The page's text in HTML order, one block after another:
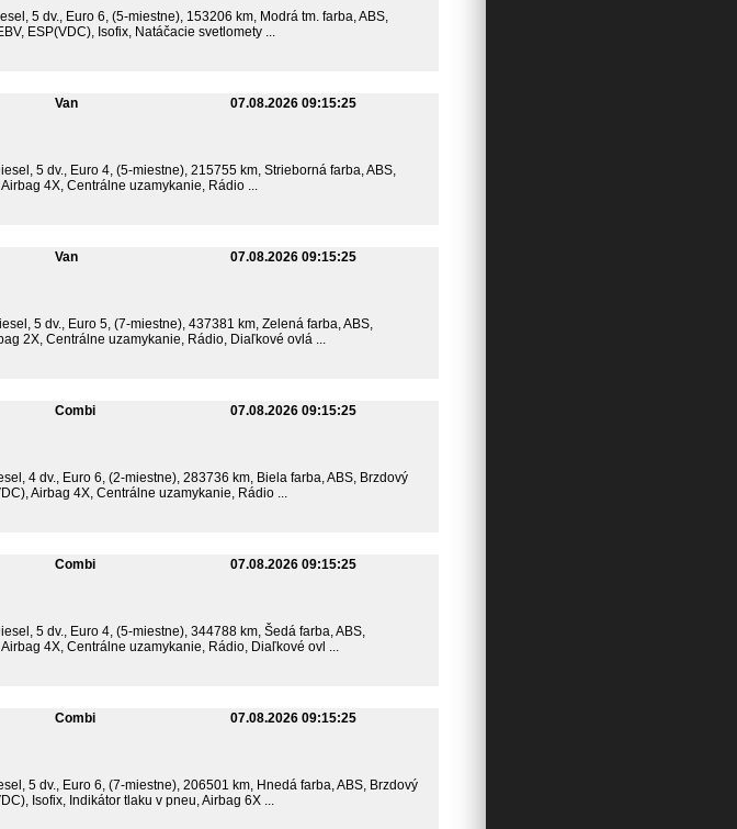
5 dv., Euro 6, (5-miestne), 153206 km, Modrá tm. farba, ABS,
ESP(VDC), Isofix, Natáčacie svetlomety ...
Van
07.08.2026 09:15:25
5 dv., Euro 4, (5-miestne), 215755 km, Strieborná farba, ABS,
4X, Centrálne uzamykanie, Rádio ...
Van
07.08.2026 09:15:25
5 dv., Euro 5, (7-miestne), 437381 km, Zelená farba, ABS,
2X, Centrálne uzamykanie, Rádio, Diaľkové ovlá ...
Combi
07.08.2026 09:15:25
4 dv., Euro 6, (2-miestne), 283736 km, Biela farba, ABS, Brzdový
Airbag 4X, Centrálne uzamykanie, Rádio ...
Combi
07.08.2026 09:15:25
5 dv., Euro 4, (5-miestne), 344788 km, Šedá farba, ABS,
4X, Centrálne uzamykanie, Rádio, Diaľkové ovl ...
Combi
07.08.2026 09:15:25
5 dv., Euro 6, (7-miestne), 206501 km, Hnedá farba, ABS, Brzdový
Isofix, Indikátor tlaku v pneu, Airbag 6X ...